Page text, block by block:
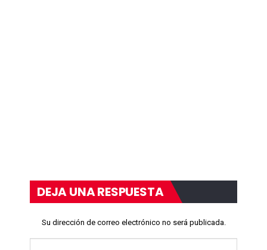
DEJA UNA RESPUESTA
Su dirección de correo electrónico no será publicada.